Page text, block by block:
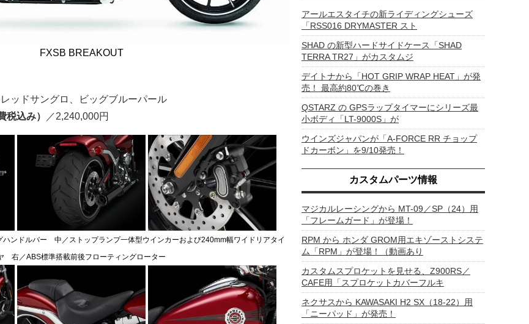
FXSB BREAKOUT
ッドサングロ、ビッグブルーパール
税込み）
／2,240,000円
ハンドルバー 中／ストップランプ一体型ウインカーおよび240mm幅ワイドリアタイ
右／ABS標準搭載前後フローティングローター
アールエスタイチの新ライディングシューズ
「RSS016 DRYMASTER スト
SHAD の新型ハードサイドケース「SHAD
TERRA TR27」がカスタムジ
デイトナから「HOT GRIP WRAP HEAT」が発
売！ 最高約80℃の巻き
QSTARZ の GPSラップタイマーにシリーズ最
小ボディ「LT-9000S」が
ウインズジャパンが「A-FORCE RR チョップ
ドカーボン」を9/10発売！
カスタムパーツ情報
マジカルレーシングから MT-09／SP（24）用
「フレームガード」が登場！
RPM から ホンダ GROM用エキゾーストシステ
ム「RPM」が登場！（動画あり
カスタムスプロケットを見せる、Z900RS／
CAFE用「スプロケットカバーフルキ
ネクサスから KAWASAKI H2 SX（18-22）用
「ニーパッド」が発売！